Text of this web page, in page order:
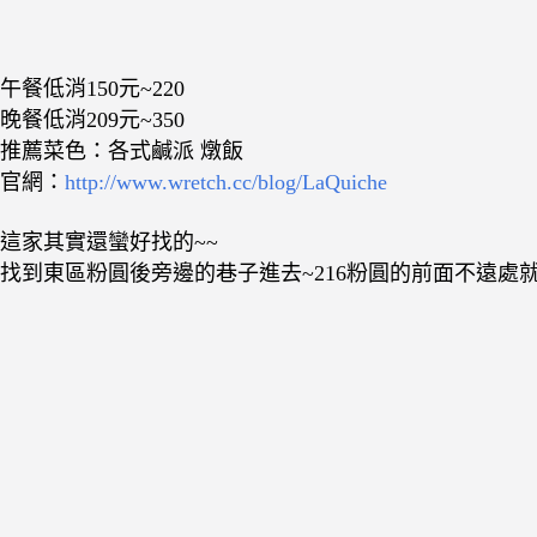
午餐低消150元~220
晚餐低消209元~350
推薦菜色：各式鹹派 燉飯
官網： http://www.wretch.cc/blog/LaQuiche
這家其實還蠻好找的~~
找到東區粉圓後旁邊的巷子進去~216粉圓的前面不遠處